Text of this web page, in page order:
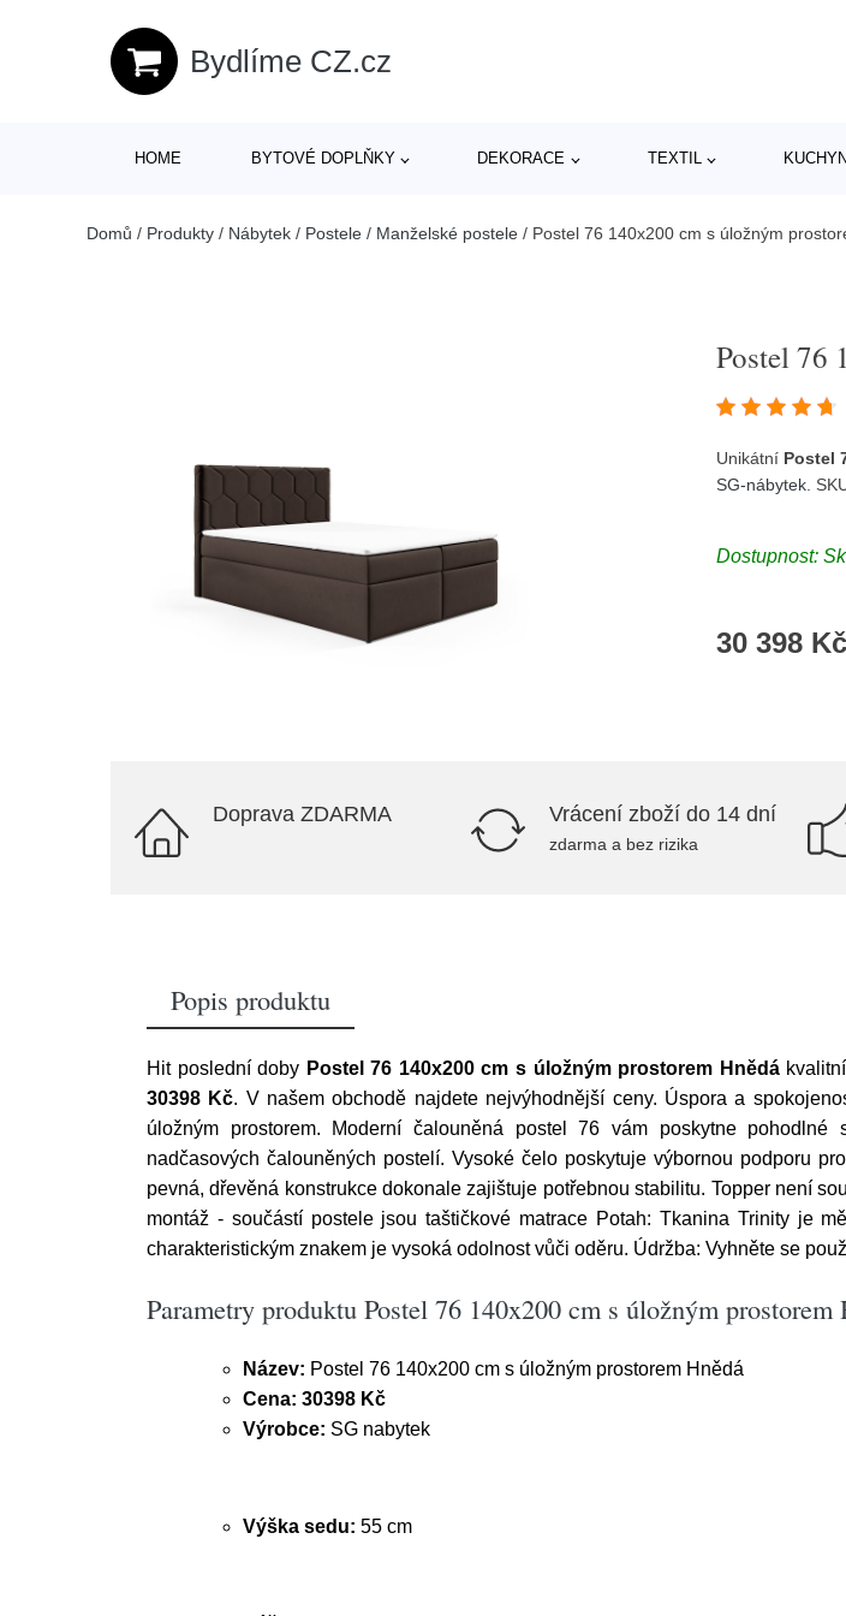
Bydlíme CZ.cz
HOME BYTOVÉ DOPLŇKY DEKORACE TEXTIL
Domů / Produkty / Nábytek / Postele / Manželské postele / Postel 76 140x200 cm s úložným
Postel 76
Unikátní Postel
SG-nábytek .
Dostupnost:
30 398 Kč
Doprava ZDARMA Vrácení zboží do 14 dní
zdarma a bez rizika
Popis produktu
Hit poslední doby Postel 76 140x200 cm s úložným prostorem Hnědá
30398 Kč. V našem obchodě najdete nejvýhodnější ceny. Úspora a
úložným prostorem. Moderní čalouněná postel 76 vám poskytne
nadčasových čalouněných postelí. Vysoké čelo poskytuje výbornou podporu
pevná, dřevěná konstrukce dokonale zajištuje potřebnou stabilitu. Topper není
montáž - součástí postele jsou taštičkové matrace Potah: Tkanina Trinity je
charakteristickým znakem je vysoká odolnost vůči oděru. Údržba: Vyhněte se
Parametry produktu Postel 76 140x200 cm s úložným prostorem
Název: Postel 76 140x200 cm s úložným prostorem Hnědá
Cena: 30398 Kč
Výrobce: SG nabytek
Výška sedu: 55 cm